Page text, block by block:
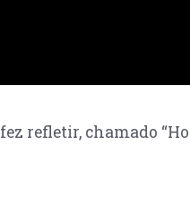
refletir, chamado